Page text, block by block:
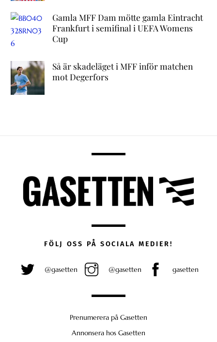
Gamla MFF Dam mötte gamla Eintracht
Frankfurt i semifinal i UEFA Womens
Cup
Så är skadeläget i MFF inför matchen
mot Degerfors
FÖLJ OSS PÅ SOCIALA MEDIER!
@gasetten @gasetten gasetten
Prenumerera på Gasetten
Annonsera hos Gasetten